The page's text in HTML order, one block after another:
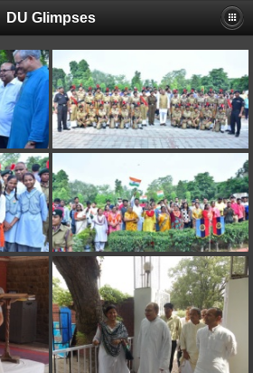
DU Glimpses